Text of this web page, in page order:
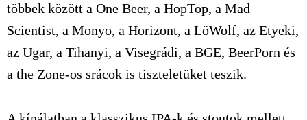
többek között a One Beer, a HopTop, a Mad
Scientist, a Monyo, a Horizont, a LöWolf, az Etyeki,
az Ugar, a Tihanyi, a Visegrádi, a BGE, BeerPorn és
a the Zone-os srácok is tiszteletüket teszik.